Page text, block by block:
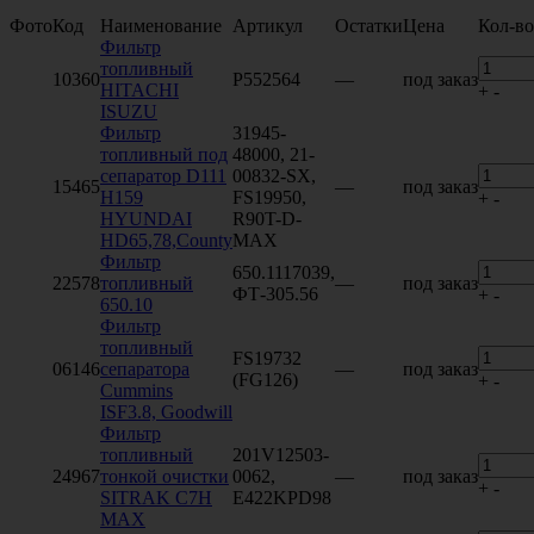
ФотоКод Наименование Артикул ОстаткиЦена Кол-во
10360
Фильтр
топливный
HITACHI
ISUZU
P552564 — под заказ
+ -
15465
Фильтр
топливный под
сепаратор D111
H159
HYUNDAI
HD65,78,County
31945-
48000, 21-
00832-SX,
FS19950,
R90T-D-
MAX
— под заказ
+ -
22578
Фильтр
топливный
650.10
650.1117039,
ФТ-305.56
— под заказ
+ -
06146
Фильтр
топливный
сепаратора
Cummins
ISF3.8, Goodwill
FS19732
(FG126)
— под заказ
+ -
24967
Фильтр
топливный
тонкой очистки
SITRAK C7H
MAX
201V12503-
0062,
E422KPD98
— под заказ
+ -